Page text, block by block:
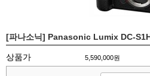
[파나소닉] Panasonic Lumix DC-
상품가 5,590,000원